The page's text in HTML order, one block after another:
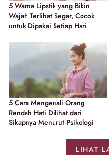
5 Warna Lipstik yang Bikin
Wajah Terlihat Segar, Cocok
untuk Dipakai Setiap Hari
5 Cara Mengenali Orang
Rendah Hati Dilihat dari
Sikapnya Menurut Psikologi
LIHAT